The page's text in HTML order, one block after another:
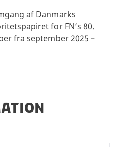
af Danmarks
for FN’s 80.
fra september 2025 –